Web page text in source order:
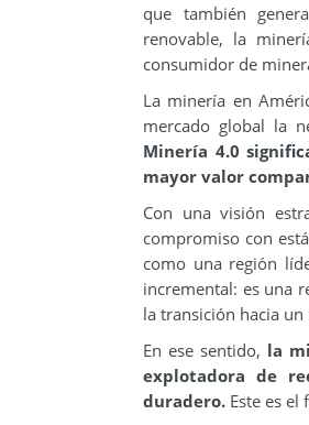
que también
renovable, la
consumidor de
La minería en
mercado global la
Minería 4.0
mayor valor
Con una visión
compromiso con
como una región
incremental: es una
la transición hacia
En ese sentido, la
explotadora de
duradero. Este es el